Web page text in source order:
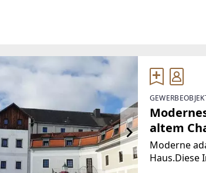
11
https://www.remax.at/de/
EMAIL
w.petermair@remax-
altem
Moderne
Haus.Diese